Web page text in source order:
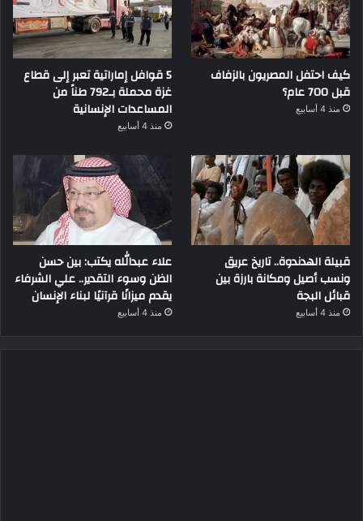
كيف احتفل المصريون بالزفاف
قبل 700 عام؟
منذ 4 أسابيع
5 قوافل إماراتية تعبر إلى قطاع
غزة محملة بـ792 طناً من
المساعدات الإنسانية
منذ 4 أسابيع
قبيلة الهدندوة.. تاريخ عريق
ونسب أصيل ومكانة بارزة بين
قبائل البجة
منذ 4 أسابيع
علاء عبدالله يكتب: بين حسن
الظن وسوء التقدير.. علي الشرفاء
يقدم ميزانًا قرآنيًا لبناء الإنسان
منذ 4 أسابيع